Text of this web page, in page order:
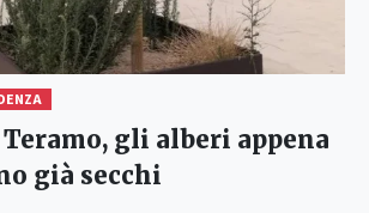
gli alberi appena
già secchi